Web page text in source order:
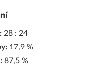
28 : 24
17,9 %
87,5 %